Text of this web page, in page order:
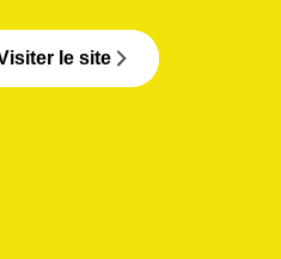
le site